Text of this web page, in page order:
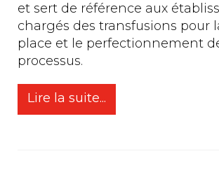
et sert de référence aux
chargés des transfusions pour
place et le perfectionnement
processus.
Lire la suite...